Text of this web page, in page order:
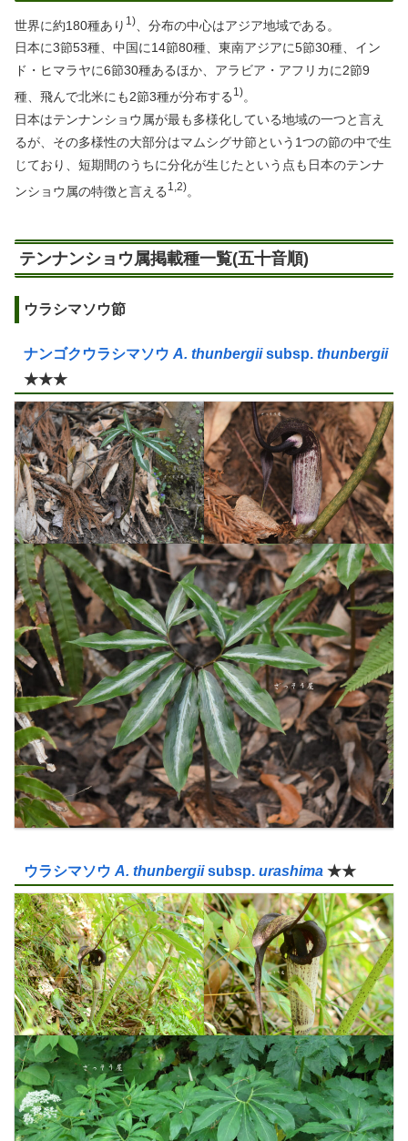
世界に約180種あり 1)
、分布の中心はアジア地域である。
日本に3節53種、中国に14節80種、東南アジアに5節30種、イン
ド・ヒマラヤに6節30種あるほか、アラビア・アフリカに2節9
種、飛んで北米にも2節3種が分布する 1)。
日本はテンナンショウ属が最も多様化している地域の一つと言え
るが、その多様性の大部分はマムシグサ節という1つの節の中で生
じており、短期間のうちに分化が生じたという点も日本のテンナ
ンショウ属の特徴と言える 1,2)。
テンナンショウ属掲載種一覧(五十音順)
ウラシマソウ節
ナンゴクウラシマソウ A. thunbergiisubsp. thunbergii
★★★
ウラシマソウ A. thunbergiisubsp. urashima ★★